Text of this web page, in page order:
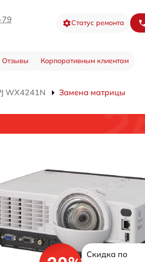
79 Статус ремонта
Отзывы Корпоративным клиентам
WX4241N Замена матрицы
Скидка по